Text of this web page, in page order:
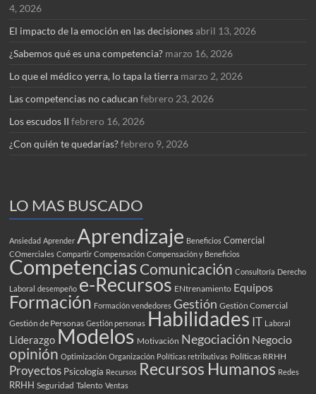
4, 2026
El impacto de la emoción en las decisiones abril 13, 2026
¿Sabemos qué es una competencia? marzo 16, 2026
Lo que el médico yerra, lo tapa la tierra marzo 2, 2026
Las competencias no caducan febrero 23, 2026
Los escudos II febrero 16, 2026
¿Con quién te quedarías? febrero 9, 2026
LO MAS BUSCADO
Ansiedad Aprender Aprendizaje Beneficios Comercial
COmerciales Compartir Compensación Compensación y Beneficios
Competencias Comunicación Consultoría Derecho
Laboral desempeño e-Recursos ENtrenamiento Equipos
Formación Formación vendedores Gestión Gestión Comercial
Gestión de Personas Gestión personas Habilidades IT Laboral
Liderazgo Modelos Motivación Negociación Negocio
opinión Optimización Organización Políticas retributivas Políticas RRHH
Proyectos Psicología Recursos Recursos Humanos Redes
RRHH Seguridad Talento Ventas